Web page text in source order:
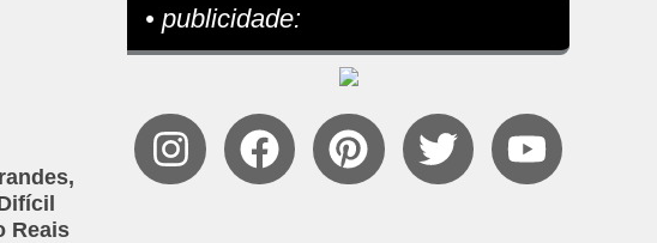
Reais
• publicidade: